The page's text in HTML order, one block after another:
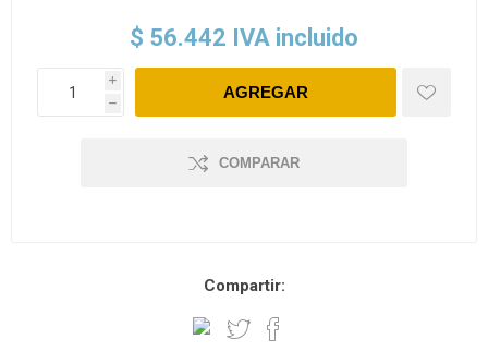
$ 56.442 IVA incluido
i
h
COMPARAR
Compartir: